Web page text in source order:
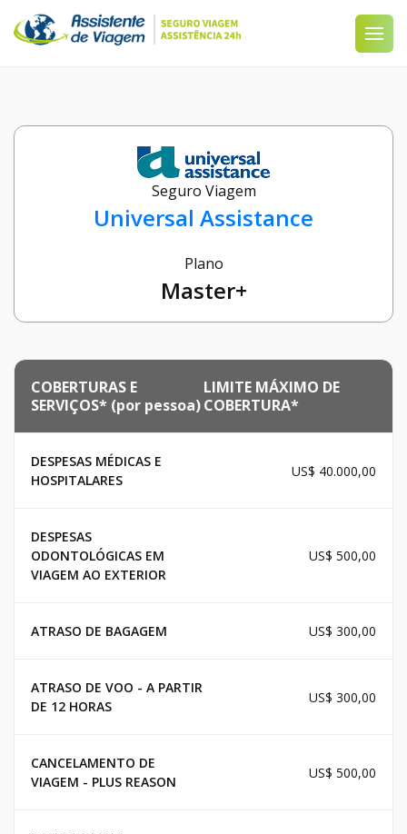
Seguro Viagem
Universal Assistance
Plano
Master+
COBERTURAS E
SERVIÇOS* (por pessoa)
LIMITE MÁXIMO DE
COBERTURA*
DESPESAS MÉDICAS E
HOSPITALARES
US$ 40.000,00
DESPESAS
ODONTOLÓGICAS EM
VIAGEM AO EXTERIOR
US$ 500,00
ATRASO DE BAGAGEM US$ 300,00
ATRASO DE VOO - A PARTIR
DE 12 HORAS
US$ 300,00
CANCELAMENTO DE
VIAGEM - PLUS REASON
US$ 500,00